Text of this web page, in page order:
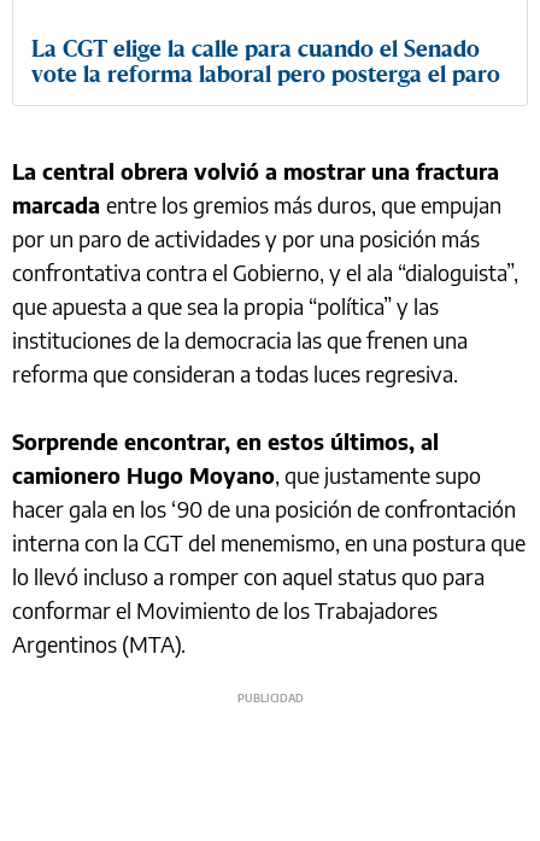
La CGT elige la calle para cuando el Senado
vote la reforma laboral pero posterga el paro
La central obrera volvió a mostrar una fractura
marcada entre los gremios más duros, que empujan
por un paro de actividades y por una posición más
confrontativa contra el Gobierno, y el ala “dialoguista”,
que apuesta a que sea la propia “política” y las
instituciones de la democracia las que frenen una
reforma que consideran a todas luces regresiva.
Sorprende encontrar, en estos últimos, al
camionero Hugo Moyano, que justamente supo
hacer gala en los ‘90 de una posición de confrontación
interna con la CGT del menemismo, en una postura que
lo llevó incluso a romper con aquel status quo para
conformar el Movimiento de los Trabajadores
Argentinos (MTA).